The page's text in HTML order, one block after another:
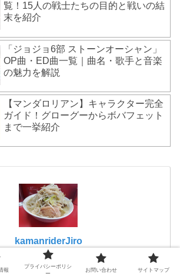
覧！15人の戦士たちの目的と戦いの結
末を紹介
「ジョジョ6部 ストーンオーシャン」
OP曲・ED曲一覧｜曲名・歌手と音楽
の魅力を解説
【マンダロリアン】キャラクター完全
ガイド！グローグーからボバフェット
まで一挙紹介
kamanriderJiro
報
プライバシーポリシ
ー
お問い合わせ サイトマップ